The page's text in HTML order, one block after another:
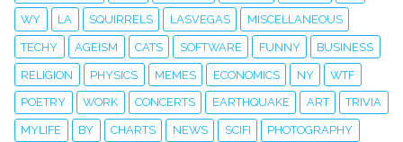
WY LA SQUIRRELS LASVEGAS MISCELLANEOUS
TECHY AGEISM CATS SOFTWARE FUNNY BUSINESS
RELIGION PHYSICS MEMES ECONOMICS NY WTF
POETRY WORK CONCERTS EARTHQUAKE ART TRIVIA
MYLIFE BY CHARTS NEWS SCIFI PHOTOGRAPHY